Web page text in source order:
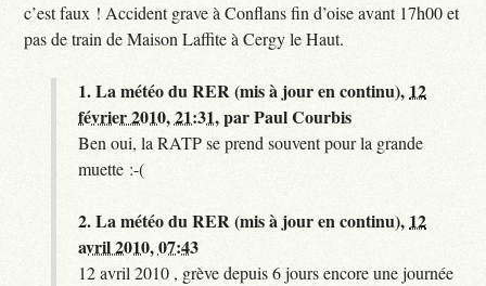
c’est faux ! Accident grave à Conflans fin d’oise avant 17h00 et
pas de train de Maison Laffite à Cergy le Haut.
1.La météo du RER (mis à jour en continu), 12
février 2010, 21:31,parPaul Courbis
Ben oui, la RATP se prend souvent pour la grande
muette :-(
2.La météo du RER (mis à jour en continu), 12
avril 2010, 07:43
12 avril 2010 , grève depuis 6 jours encore une journée